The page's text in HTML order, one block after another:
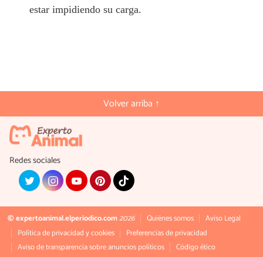
estar impidiendo su carga.
Volver arriba ↑
Redes sociales
© expertoanimal.elperiodico.com2026 Quiénes somos
Aviso Legal
Política de privacidad y cookies
Preferencias de privacidad
Aviso de transparencia sobre anuncios políticos
Código ético